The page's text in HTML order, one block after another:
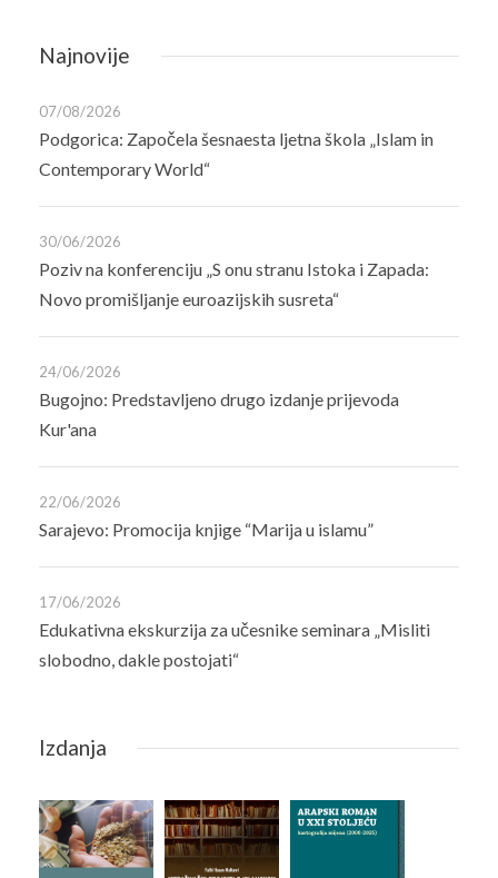
Najnovije
07/08/2026
Podgorica: Započela šesnaesta ljetna škola „Islam in
Contemporary World“
30/06/2026
Poziv na konferenciju „S onu stranu Istoka i Zapada:
Novo promišljanje euroazijskih susreta“
24/06/2026
Bugojno: Predstavljeno drugo izdanje prijevoda
Kur'ana
22/06/2026
Sarajevo: Promocija knjige “Marija u islamu”
17/06/2026
Edukativna ekskurzija za učesnike seminara „Misliti
slobodno, dakle postojati“
Izdanja